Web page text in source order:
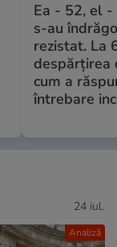
Ea - 52, el -
s-au
rezistat. La
despărțirea
cum a
întrebare
Analiză
24 iul.